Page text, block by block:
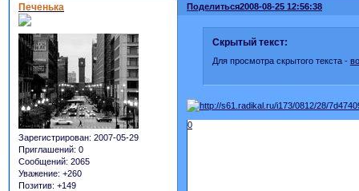
Поделиться2008-08-25 12:56:38
Печенька
Зарегистрирован: 2007-05-29
Приглашений: 0
Сообщений: 2065
Уважение: +260
Позитив: +149
Скрытый текст:
Для просмотра скрытого текста -
0